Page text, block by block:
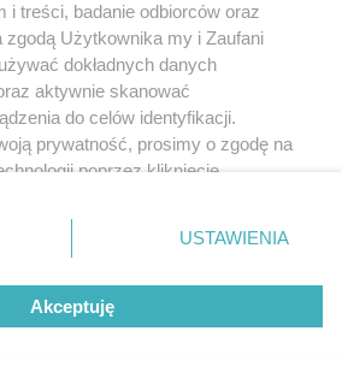
jak Polacy
TEKST SPONSOROWANY
i treści, badanie odbiorców oraz
zgodą Użytkownika my i Zaufani
dokładnych danych
aktywnie skanować
do celów identyfikacji.
prywatność, prosimy o zgodę na
poprzez kliknięcie
przycisk ustawień prywatności
dolnym rogu strony
danych nie wymagają zgody
prawo sprzeciwić się takiemu
będą miały zastosowanie tylko
USTAWIENIA
Akceptuję